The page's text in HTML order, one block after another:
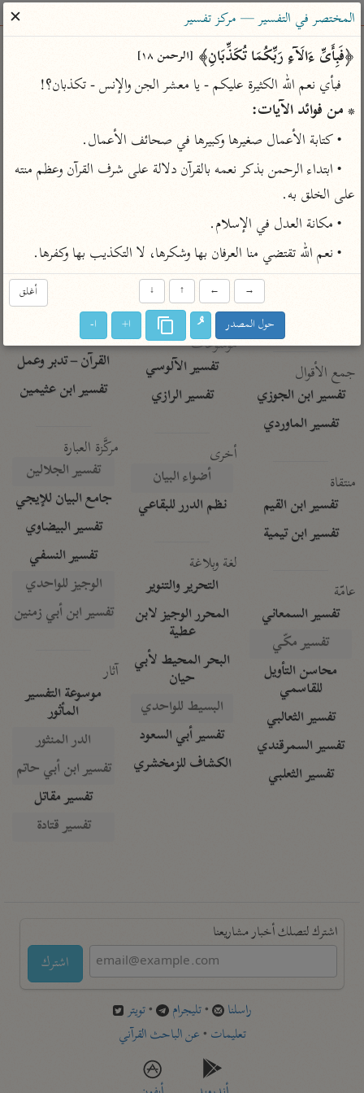
ساهم معنا في نشر القرآن والعلم الشرعي
الباحث القرآني
بحث تفسير علوم مصاحف معاجم
Type 2 or more characters for results.
Type 1 or more
characters for results.
أمّهات
تفسير الطبري
تفسير ابن كثير
تفسير البغوي
جمع الأقوال
تفسير ابن الجوزي
تفسير الماوردي
منتقاة
تفسير ابن القيم
تفسير ابن تيمية
عامّة
تفسير السمعاني
تفسير مكّي
محاسن التأويل
للقاسمي
تفسير الثعالبي
تفسير السمرقندي
تفسير الثعلبي
فتح البيان للقنوجي
فتح القدير للشوكاني
تفسير ابن جزي
موسوعات
تفسير الآلوسي
تفسير الرازي
أخرى
أضواء البيان
نظم الدرر للبقاعي
لغة وبلاغة
التحرير والتنوير
المحرر الوجيز لابن
عطية
البحر المحيط لأبي
حيان
البسيط للواحدي
تفسير أبي السعود
الكشاف للزمخشري
المختصر في
التفسير
تفسير السعدي
أيسر التفاسير
القرآن – تدبر وعمل
تفسير ابن عثيمين
مركَّزة العبارة
تفسير الجلالين
جامع البيان للإيجي
تفسير البيضاوي
تفسير النسفي
الوجيز للواحدي
تفسير ابن أبي زمنين
آثار
موسوعة التفسير
المأثور
الدر المنثور
تفسير ابن أبي حاتم
تفسير مقاتل
تفسير قتادة
اشترك لتصلك أخبار مشاريعنا
اشترك
راسلنا •تليجرام •تويتر
تعليمات •عن الباحث القرآني
المختصر في التفسير — مركز تفسير
✕
﴿فَبِأَیِّ ءَالَاۤءِ رَبِّكُمَا تُكَذِّبَانِ﴾ [الرحمن ١٨]
فبأي نعم الله الكثيرة عليكم - يا معشر الجن والإنس - تكذبان؟!
* من فوائد الآيات:
• كتابة الأعمال صغيرها وكبيرها في صحائف الأعمال.
على الخلق به.
• مكانة العدل في الإسلام.
• نعم الله تقتضي منا العرفان بها وشكرها، لا التكذيب بها وكفرها.
أغلق →
←
↑
↓
حول المصدر ا+ ا-